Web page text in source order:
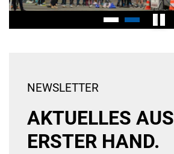
NEWSLETTER
AKTUELLES AUS
ERSTER HAND.